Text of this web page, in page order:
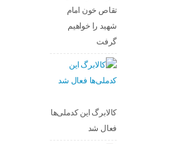
تقاص خون امام
شهید را خواهیم
گرفت
کالابرگ این کدملی‌ها
فعال شد